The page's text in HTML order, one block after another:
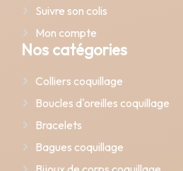
Suivre son colis
Mon compte
Nos catégories
Colliers coquillage
Boucles d'oreilles coquillage
Bracelets
Bagues coquillage